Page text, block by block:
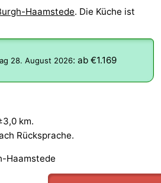
Haamstede. Die Küche ist
28. August 2026: ab €1.169
km.
Rücksprache.
Haamstede